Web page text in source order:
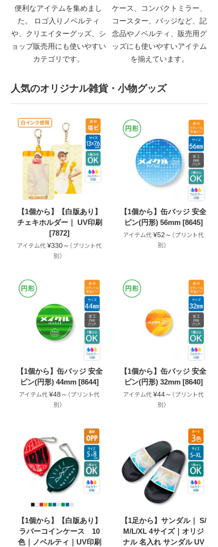
便利なアイテムを集めまし
た。 ロゴ入りノベルティ
や、クリエイターグッズ、シ
ョップ販売用にも使いやすい
カテゴリです。
ケース、コンパクトミラー、
コースター、バッジなど、記
念品やノベルティ、販売用グ
ッズにも使いやすいアイテム
を揃えています。
人気のオリジナル雑貨・小物グッズ
【1個から】【白版あり】
チェキホルダー｜ UV印刷
[7872]
¥330～
【1個から】缶バッジ 安全
ピン(円形) 56mm [8645]
¥52～
【1個から】缶バッジ 安全
ピン(円形) 44mm [8644]
¥48～
【1個から】缶バッジ 安全
ピン(円形) 32mm [8640]
¥44～
【1個から】【白版あり】
ラバーコインケース 10
色｜ノベルティ｜UV印刷
【1足から】サンダル｜ S/
M/L/XL 4サイズ｜オリジ
ナル 名入れ サンダル UV